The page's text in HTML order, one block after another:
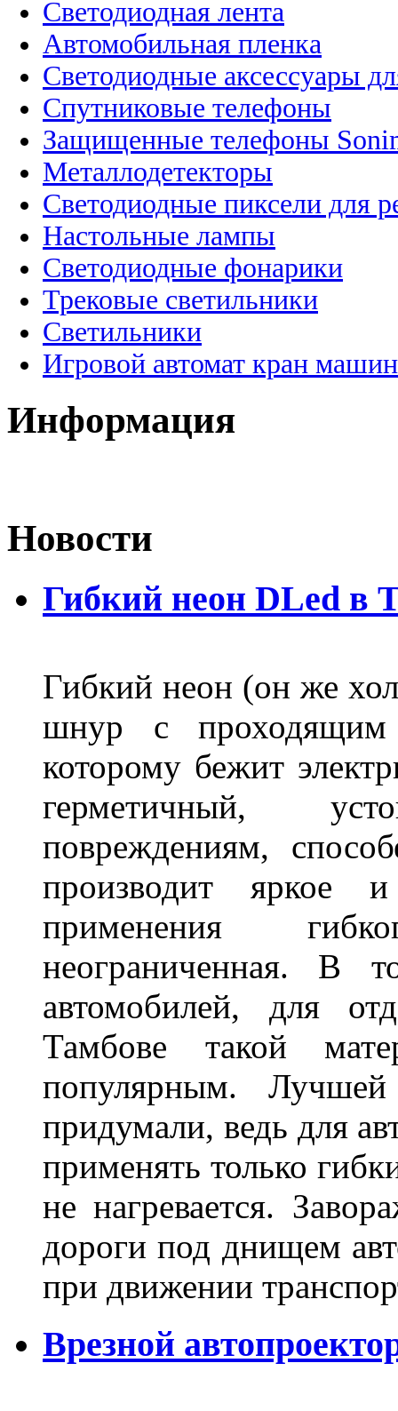
Светодиодная лента
Автомобильная пленка
Светодиодные аксессуары
Спутниковые телефоны
Защищенные телефоны
Металлодетекторы
Светодиодные пиксели для
Настольные лампы
Светодиодные фонарики
Трековые светильники
Светильники
Игровой автомат кран
Информация
Новости
Гибкий неон DLed в
Гибкий неон (он же
шнур с
которому бежит
герметичный,
повреждениям,
производит яркое
применения
неограниченная.
автомобилей, для
Тамбове такой
популярным.
придумали, ведь для
применять только
не нагревается.
дороги под днищем
при движении
Врезной